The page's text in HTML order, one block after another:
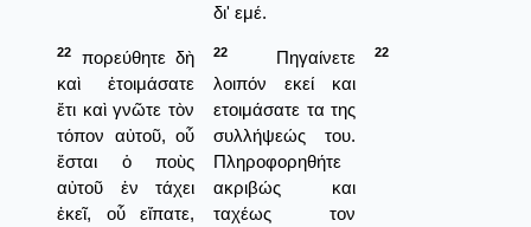
δι' εμέ.
22
πορεύθητε δὴ
καὶ ἑτοιμάσατε
ἔτι καὶ γνῶτε τὸν
τόπον αὐτοῦ, οὗ
ἔσται ὁ ποὺς
αὐτοῦ ἐν τάχει
ἐκεῖ, οὗ εἴπατε,
22
Πηγαίνετε
λοιπόν εκεί και
ετοιμάσατε τα της
συλλήψεώς του.
Πληροφορηθήτε
ακριβώς και
ταχέως τον
22